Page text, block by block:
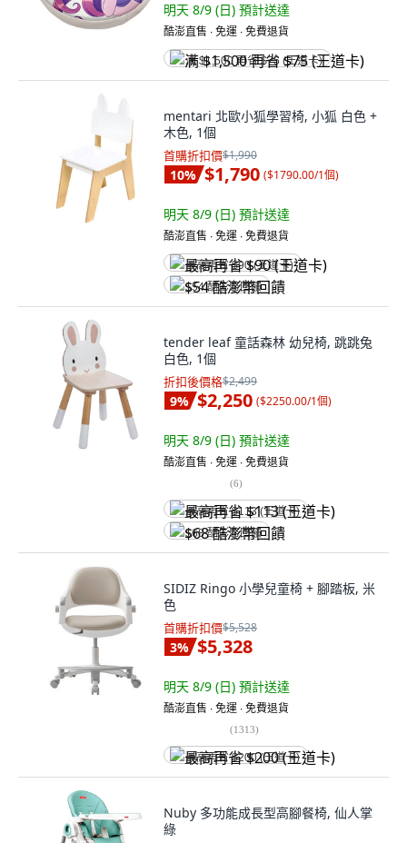
明天 8/9 (日) 預計送達
酷澎直售 ∙ 免運 ∙ 免費退貨
满 $1,500 再省 $75 (王道卡)
mentari 北歐小狐學習椅, 小狐 白色 +
木色, 1個
首購折扣價$1,990
10% $1,790 ($1790.00/1個)
明天 8/9 (日) 預計送達
酷澎直售 ∙ 免運 ∙ 免費退貨
最高再省 $90 (王道卡)
$54 酷澎幣回饋
tender leaf 童話森林 幼兒椅, 跳跳兔
白色, 1個
折扣後價格$2,499
9% $2,250 ($2250.00/1個)
明天 8/9 (日) 預計送達
酷澎直售 ∙ 免運 ∙ 免費退貨
(6)
最高再省 $113 (王道卡)
$68 酷澎幣回饋
SIDIZ Ringo 小學兒童椅 + 腳踏板, 米
色
首購折扣價$5,528
3% $5,328
明天 8/9 (日) 預計送達
酷澎直售 ∙ 免運 ∙ 免費退貨
(1313)
最高再省 $200 (王道卡)
Nuby 多功能成長型高腳餐椅, 仙人掌
綠